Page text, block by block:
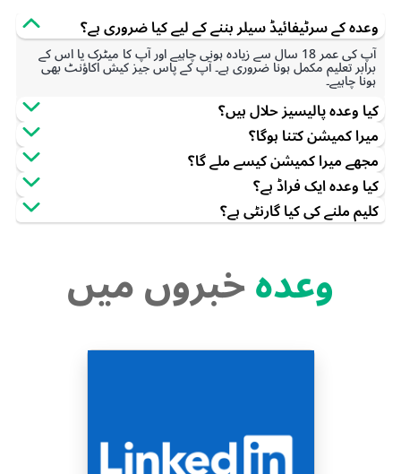
وعدہ کے سرٹیفائیڈ سیلر بننے کے لیے کیا ضروری ہے؟
آپ کی عمر 18 سال سے زیادہ ہونی چاہیے اور آپ کا میٹرک یا اس کے
برابر تعلیم مکمل ہونا ضروری ہے۔ آپ کے پاس جیز کیش اکاؤنٹ بھی
ہونا چاہیے۔
کیا وعدہ پالیسیز حلال ہیں؟
میرا کمیشن کتنا ہوگا؟
مجھے میرا کمیشن کیسے ملے گا؟
کیا وعدہ ایک فراڈ ہے؟
کلیم ملنے کی کیا گارنٹی ہے؟
وعدہخبروں میں